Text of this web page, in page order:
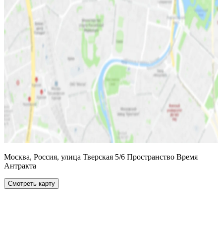
Москва, Россия, улица Тверская 5/6 Пространство Время
Антракта
Смотреть карту